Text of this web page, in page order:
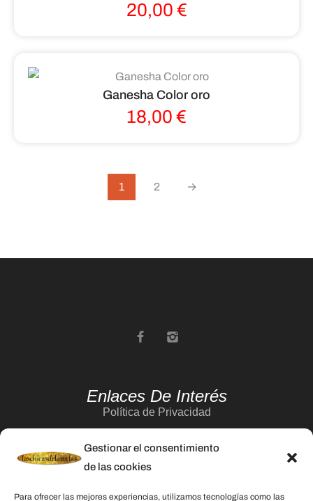
Gestionar el consentimiento
de las cookies
Para ofrecer las mejores experiencias, utilizamos tecnologías como las
20,00 €
Ganesha Color oro
18,00 €
1 2 →
Enlaces De Interés
Política de Privacidad
Política de Cookies